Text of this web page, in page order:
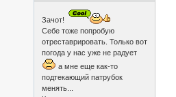
Зачот!
Себе тоже попробую
отреставрировать. Только вот
погода у нас уже не радует
а мне еще как-то
подтекающий патрубок
менять...